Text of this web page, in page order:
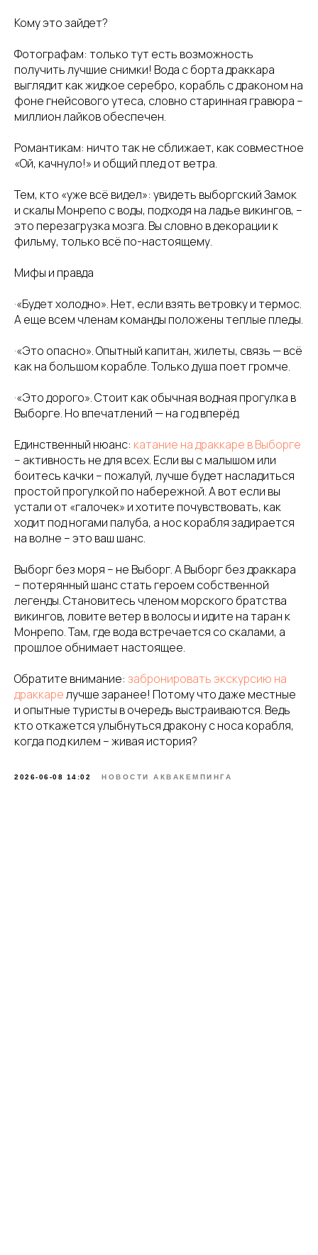
Кому это зайдет?
Фотографам: только тут есть возможность
получить лучшие снимки! Вода с борта драккара
выглядит как жидкое серебро, корабль с драконом на
фоне гнейсового утеса, словно старинная гравюра –
миллион лайков обеспечен.
Романтикам: ничто так не сближает, как совместное
«Ой, качнуло!» и общий плед от ветра.
Тем, кто «уже всё видел»: увидеть выборгский Замок
и скалы Монрепо с воды, подходя на ладье викингов, –
это перезагрузка мозга. Вы словно в декорации к
фильму, только всё по-настоящему.
Мифы и правда
·«Будет холодно». Нет, если взять ветровку и термос.
А еще всем членам команды положены теплые пледы.
·«Это опасно». Опытный капитан, жилеты, связь — всё
как на большом корабле. Только душа поет громче.
·«Это дорого». Стоит как обычная водная прогулка в
Выборге. Но впечатлений — на год вперёд.
Единственный нюанс: катание на драккаре в Выборге
– активность не для всех. Если вы с малышом или
боитесь качки – пожалуй, лучше будет насладиться
простой прогулкой по набережной. А вот если вы
устали от «галочек» и хотите почувствовать, как
ходит под ногами палуба, а нос корабля задирается
на волне – это ваш шанс.
Выборг без моря – не Выборг. А Выборг без драккара
– потерянный шанс стать героем собственной
легенды. Становитесь членом морского братства
викингов, ловите ветер в волосы и идите на таран к
Монрепо. Там, где вода встречается со скалами, а
прошлое обнимает настоящее.
Обратите внимание: забронировать экскурсию на
драккарелучше заранее! Потому что даже местные
и опытные туристы в очередь выстраиваются. Ведь
кто откажется улыбнуться дракону с носа корабля,
когда под килем – живая история?
2026-06-08 14:02 НОВОСТИ АКВАКЕМПИНГА
Документы Сайма
manager@prichal15.ru
Выборг, ул. Путейская
13, причал 15
Широта: 60.717056.
Долгота: 28.747549_
@ Все права защищены Аквакемпинг "Сайма" 2026
Политика
конфиденциальности
Правила проживания
О нас
Плавдома
Услуги
Пользовательское